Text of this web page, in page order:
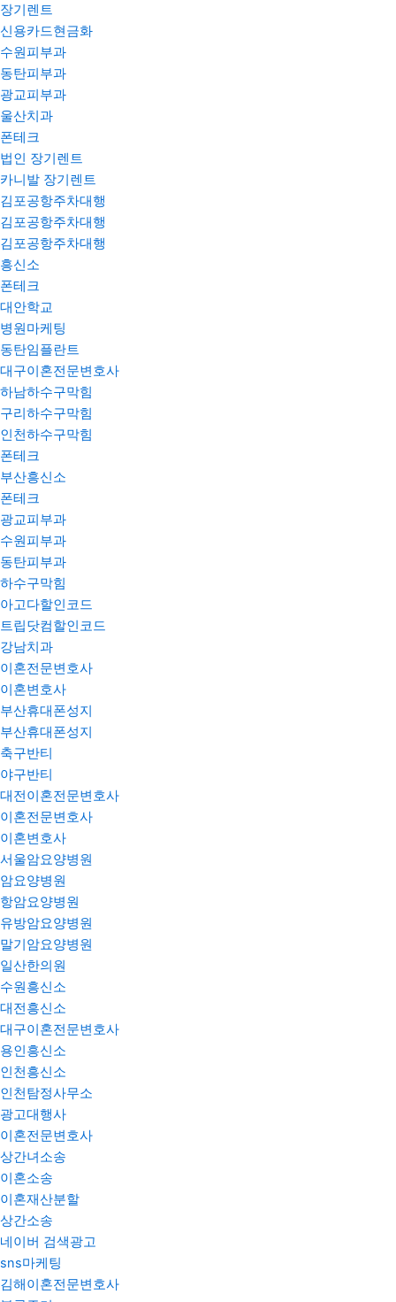
장기렌트
신용카드현금화
수원피부과
동탄피부과
광교피부과
울산치과
폰테크
법인 장기렌트
카니발 장기렌트
김포공항주차대행
김포공항주차대행
김포공항주차대행
흥신소
폰테크
대안학교
병원마케팅
동탄임플란트
대구이혼전문변호사
하남하수구막힘
구리하수구막힘
인천하수구막힘
폰테크
부산흥신소
폰테크
광교피부과
수원피부과
동탄피부과
하수구막힘
아고다할인코드
트립닷컴할인코드
강남치과
이혼전문변호사
이혼변호사
부산휴대폰성지
부산휴대폰성지
축구반티
야구반티
대전이혼전문변호사
이혼전문변호사
이혼변호사
서울암요양병원
암요양병원
항암요양병원
유방암요양병원
말기암요양병원
일산한의원
수원흥신소
대전흥신소
대구이혼전문변호사
용인흥신소
인천흥신소
인천탐정사무소
광고대행사
이혼전문변호사
상간녀소송
이혼소송
이혼재산분할
상간소송
네이버 검색광고
sns마케팅
김해이혼전문변호사